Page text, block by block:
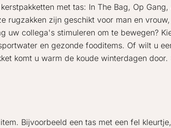
met tas: In The Bag, Op
rugzakken zijn geschikt voor man en
collega's stimuleren om te bewegen?
en gezonde fooditems. Of wilt u
komt u warm de koude winterdagen
Bijvoorbeeld een tas met een fel